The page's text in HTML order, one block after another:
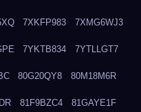
7XKFP983 7XMG6WJ3
7YKTB834 7YTLLGT7
80G20QY8 80M18M6R
81F9BZC4 81GAYE1F